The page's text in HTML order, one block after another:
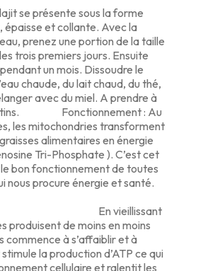
se présente sous la forme
épaisse et collante. Avec la
prenez une portion de la taille
trois premiers jours. Ensuite
un mois. Dissoudre le
chaude, du lait chaud, du thé,
avec du miel. A prendre à
Fonctionnement : Au
les mitochondries transforment
alimentaires en énergie
Tri-Phosphate ). C’est cet
bon fonctionnement de toutes
nous procure énergie et santé.
produisent de moins en moins
commence à s’affaiblir et à
la production d’ATP ce qui
cellulaire et ralentit les